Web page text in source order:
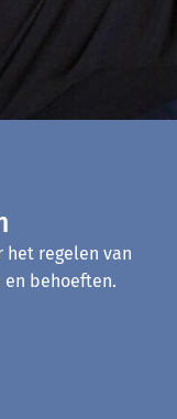
het regelen van
behoeften.